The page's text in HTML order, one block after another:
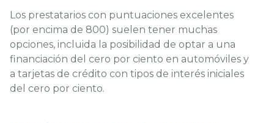
Los prestatarios con puntuaciones excelentes
(por encima de 800) suelen tener muchas
opciones, incluida la posibilidad de optar a una
financiación del cero por ciento en automóviles y
a tarjetas de crédito con tipos de interés iniciales
del cero por ciento.